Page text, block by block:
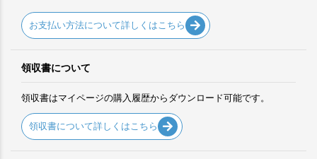
お支払い方法について詳しくはこちら
領収書について
領収書はマイページの購入履歴からダウンロード可能です。
領収書について詳しくはこちら